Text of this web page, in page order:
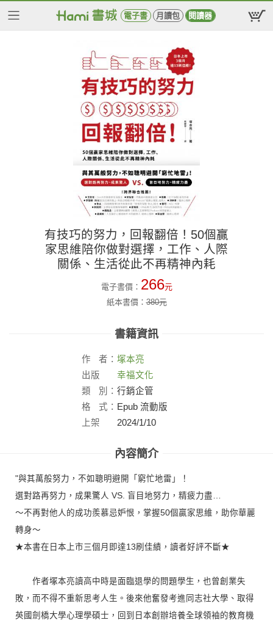
電子書 月讀包 閱讀器
有技巧的努力，回報翻倍！50個贏
家思維陪你做對選擇，工作、人際
關係、生活從此不再精神內耗
電子書價： 266元
紙本書價：380元
書籍資訊
作 者： 塚本亮
出版
社：
幸福文化
類
別： 行銷企管
格
式： Epub 流動版
上架
2024/1/10
內容簡介
"與其萬般努力，不如聰明避開「窮忙地雷」！
選對路再努力，成果驚人 VS. 盲目地努力，精疲力盡…
～不再對他人的成功羨慕忌妒恨，掌握50個贏家思維，助你華麗
轉身～
★本書在日本上市三個月即達13刷佳績，讀者好評不斷★
作者塚本亮讀高中時是面臨退學的問題學生，也曾創業失
敗，而不得不重新思考人生。後來他奮發考進同志社大學、取得
英國劍橋大學心理學碩士，回到日本創辦培養全球領袖的教育機